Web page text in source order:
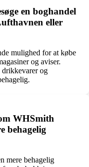
en boghandel
eller
mulighed for at købe
og aviser.
drikkevarer og
WHSmith
behagelig
mere behagelig